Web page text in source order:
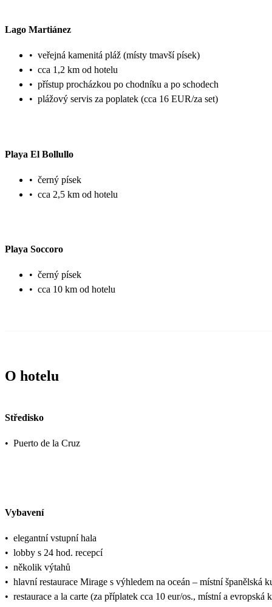
Lago Martiánez
• veřejná kamenitá pláž (místy tmavší písek)
• cca 1,2 km od hotelu
• přístup procházkou po chodníku a po schodech
• plážový servis za poplatek (cca 16 EUR/za set)
Playa El Bollullo
• černý písek
• cca 2,5 km od hotelu
Playa Soccoro
• černý písek
• cca 10 km od hotelu
O hotelu
Středisko
• Puerto de la Cruz
Vybavení
• elegantní vstupní hala
• lobby s 24 hod. recepcí
• několik výtahů
• hlavní restaurace Mirage s výhledem na oceán – místní španělská
• restaurace a la carte (za příplatek cca 10 eur/os., místní a evropská